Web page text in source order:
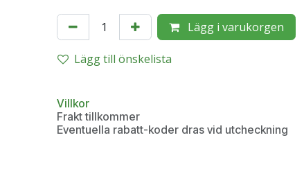
Lägg i varukorgen
Lägg till önskelista
Villkor
Frakt tillkommer
Eventuella rabatt-koder dras vid utcheckning